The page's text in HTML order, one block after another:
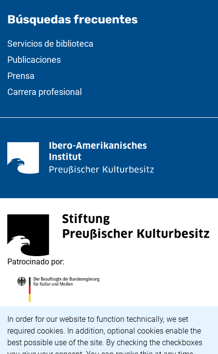
In order for our website to function technically, we set
required cookies. In addition, optional cookies enable the
best possible use of the site. By checking the checkboxes
Búsquedas frecuentes
Servicios de biblioteca
Publicaciones
Prensa
Carrera profesional
<span lang="de">Stiftung Preußischer Kulturbesitz</
(enlace externo, abre una nueva ventana)
Patrocinado por:
Carrera profesional
Accesibilidad